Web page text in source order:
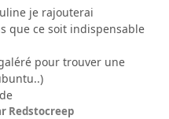
je rajouterai
que ce soit indispensable
pour trouver une
Redstocreep